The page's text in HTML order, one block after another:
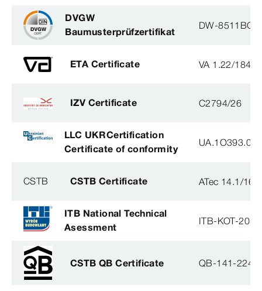
DVGW
Baumusterprüfzertifikat
DW-
ETA Certificate VA 1.22/18407
IZV Certificate C2794/26
LLC UKRCertification
Certificate of conformity
CSTB CSTB Certificate ATec 14.1/16-
ITB National Technical
Asessment
ITB-KOT-
CSTB QB Certificate QB-141-